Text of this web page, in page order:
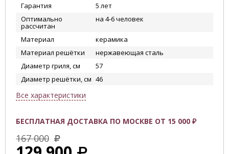
Гарантия
5 лет
Оптимально
рассчитан
на 4-6 человек
Материал
керамика
Материал решётки
нержавеющая сталь
Диаметр гриля, см
57
Диаметр решётки, см 46
Все характеристики
БЕСПЛАТНАЯ ДОСТАВКА ПО МОСКВЕ ОТ 15 000 ₽
167 000